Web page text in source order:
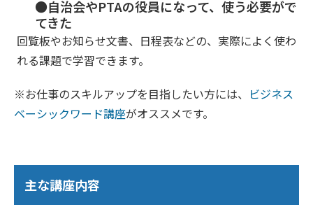
●自治会やPTAの役員になって、使う必要がで
てきた
回覧板やお知らせ文書、日程表などの、実際によく使わ
れる課題で学習できます。
※お仕事のスキルアップを目指したい方には、 ビジネス
ベーシックワード講座がオススメです。
主な講座内容